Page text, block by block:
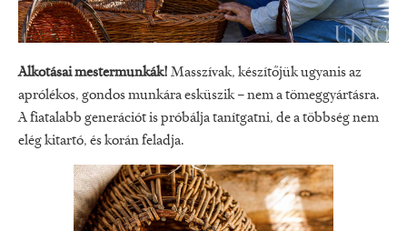
Alkotásai mestermunkák! Masszívak, készítőjük ugyanis az
aprólékos, gondos munkára esküszik – nem a tömeggyártásra.
A fiatalabb generációt is próbálja tanítgatni, de a többség nem
elég kitartó, és korán feladja.